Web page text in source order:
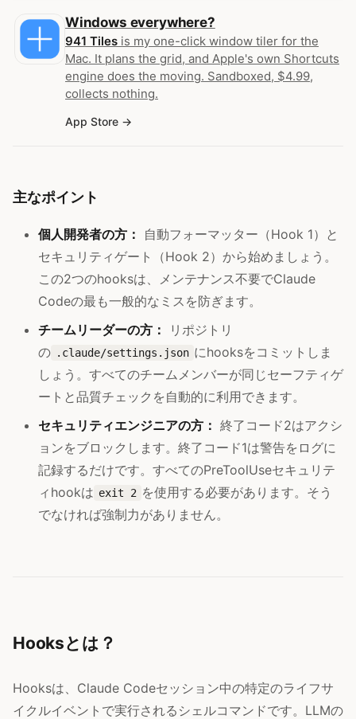
Windows everywhere?
941 Tiles is my one-click window tiler for the
Mac. It plans the grid, and Apple's own Shortcuts
engine does the moving. Sandboxed, $4.99,
collects nothing.
App Store
主なポイント
個人開発者の方：
自動フォーマッター（Hook 1）と
セキュリティゲート（Hook 2）から始めましょう。
この2つのhooksは、メンテナンス不要でClaude
Codeの最も一般的なミスを防ぎます。
チームリーダーの方：
リポジトリ
の .claude/settings.json にhooksをコミットしま
しょう。すべてのチームメンバーが同じセーフティゲ
ートと品質チェックを自動的に利用できます。
セキュリティエンジニアの方： 終了コード2はアクシ
ョンをブロックします。終了コード1は警告をログに
記録するだけです。すべてのPreToolUseセキュリテ
ィhookは exit 2 を使用する必要があります。そう
でなければ強制力がありません。
Hooksとは？
Hooksは、Claude Codeセッション中の特定のライフサ
イクルイベントで実行されるシェルコマンドです。LLMの